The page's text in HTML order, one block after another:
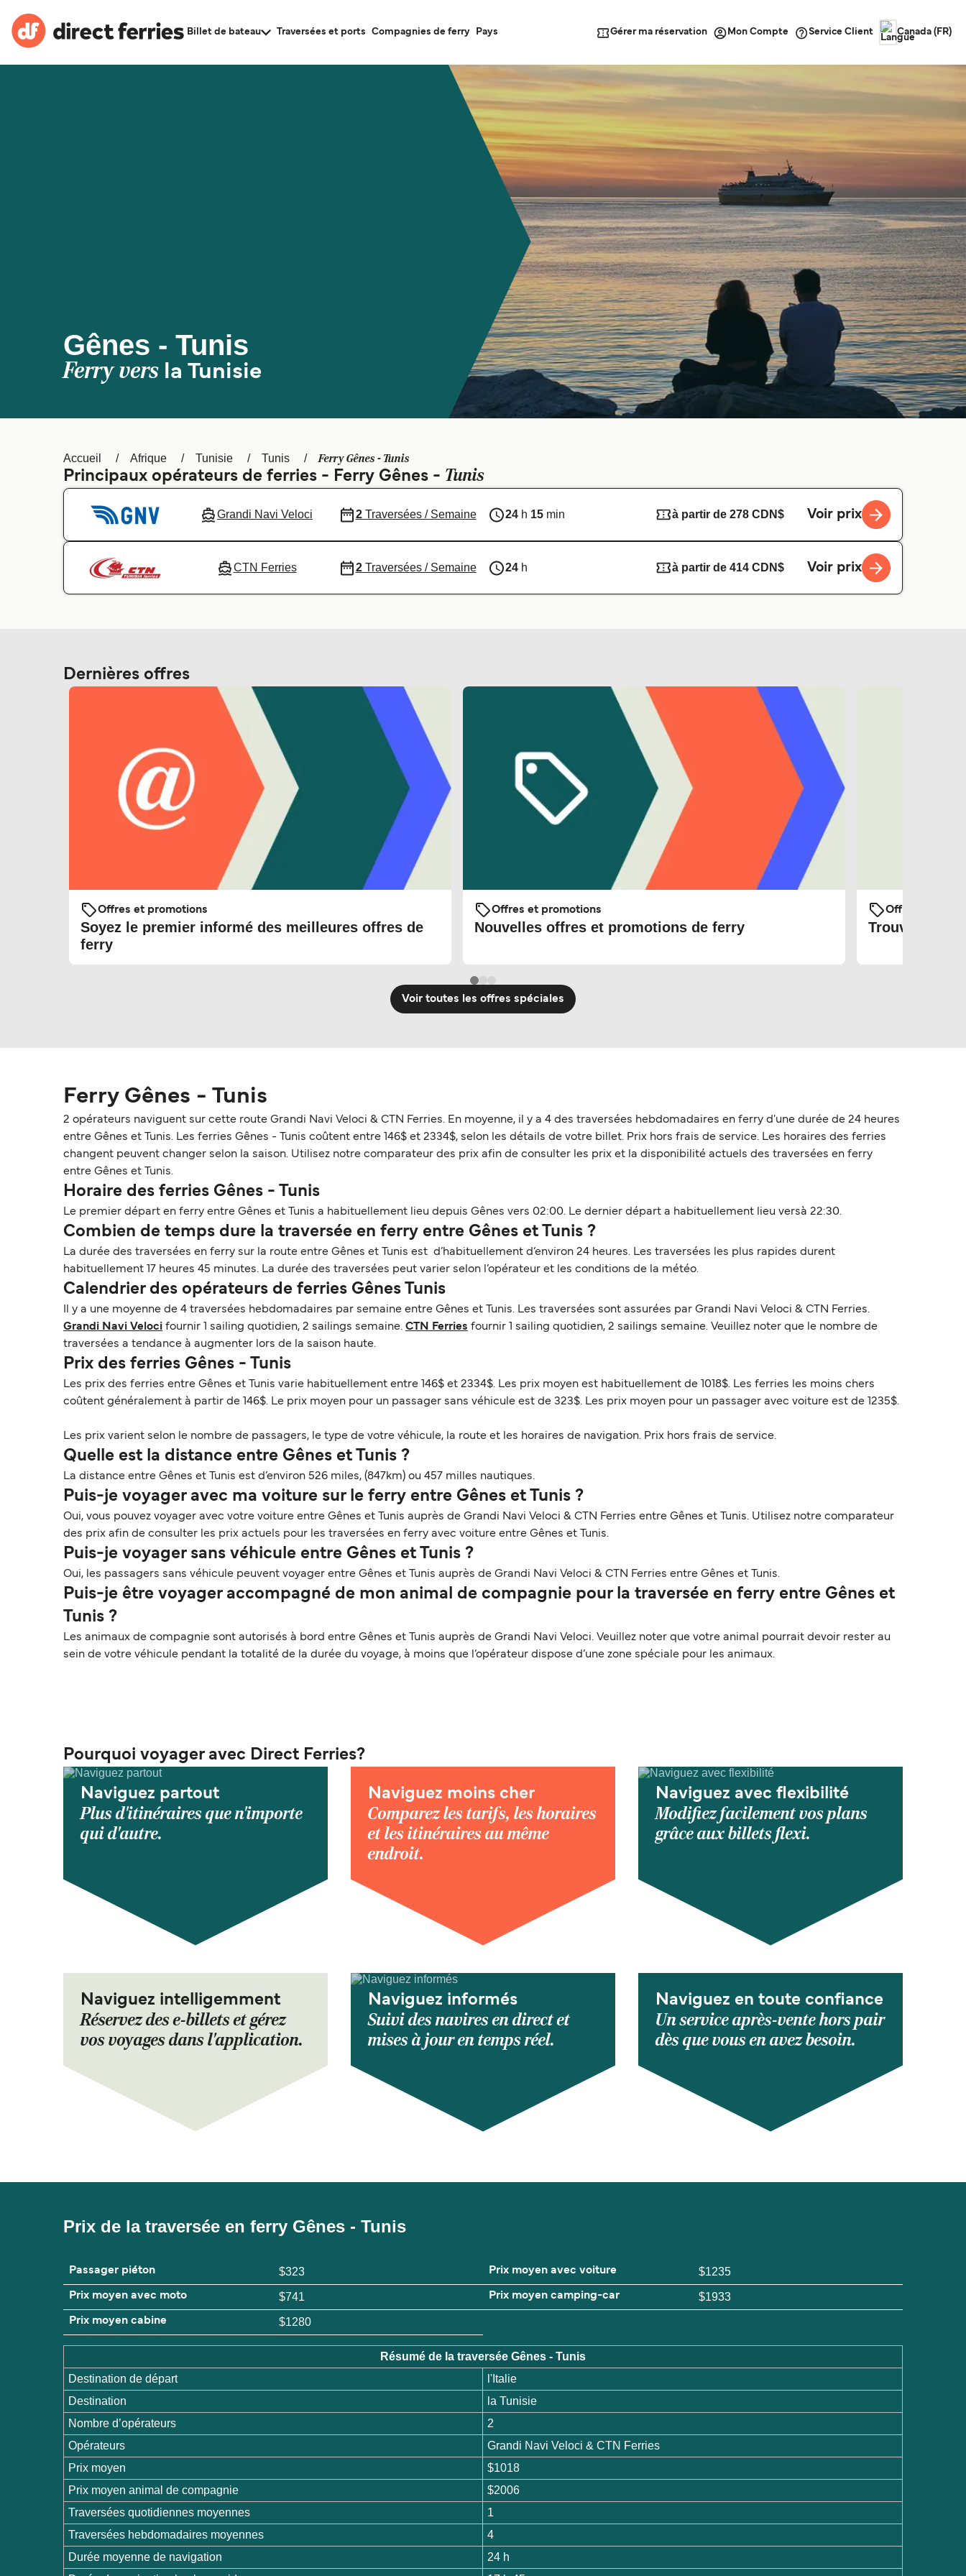
Billet de bateau Traversées et ports Compagnies de ferry Pays Gérer ma réservation Mon Compte Service Client Canada (FR)
Gênes - Tunis
Ferry vers la Tunisie
Accueil Afrique Tunisie Tunis Ferry Gênes - Tunis
Principaux opérateurs de ferries - Ferry Gênes - Tunis
Grandi Navi Veloci 2Traversées / Semaine 24h 15min à partir de 278 CDN$ Voir prix
CTN Ferries 2Traversées / Semaine 24h à partir de 414 CDN$ Voir prix
Dernières offres
Offres et promotions
Soyez le premier informé des meilleures offres de
ferry
Offres et promotions
Nouvelles offres et promotions de ferry
Offres et
Trouvez les
Voir toutes les offres spéciales
Ferry Gênes - Tunis
2 opérateurs naviguent sur cette route Grandi Navi Veloci & CTN Ferries. En moyenne, il y a 4 des traversées hebdomadaires en ferry d'une durée de 24 heures
entre Gênes et Tunis. Les ferries Gênes - Tunis coûtent entre 146$ et 2334$, selon les détails de votre billet. Prix hors frais de service. Les horaires des ferries
changent peuvent changer selon la saison. Utilisez notre comparateur des prix afin de consulter les prix et la disponibilité actuels des traversées en ferry
entre Gênes et Tunis.
Horaire des ferries Gênes - Tunis
Le premier départ en ferry entre Gênes et Tunis a habituellement lieu depuis Gênes vers 02:00. Le dernier départ a habituellement lieu versà 22:30.
Combien de temps dure la traversée en ferry entre Gênes et Tunis ?
La durée des traversées en ferry sur la route entre Gênes et Tunis est d’habituellement d’environ 24 heures. Les traversées les plus rapides durent
habituellement 17 heures 45 minutes. La durée des traversées peut varier selon l’opérateur et les conditions de la météo.
Calendrier des opérateurs de ferries Gênes Tunis
Il y a une moyenne de 4 traversées hebdomadaires par semaine entre Gênes et Tunis. Les traversées sont assurées par Grandi Navi Veloci & CTN Ferries.
Grandi Navi Veloci fournir 1 sailing quotidien, 2 sailings semaine. CTN Ferries fournir 1 sailing quotidien, 2 sailings semaine. Veuillez noter que le nombre de
traversées a tendance à augmenter lors de la saison haute.
Prix des ferries Gênes - Tunis
Les prix des ferries entre Gênes et Tunis varie habituellement entre 146$ et 2334$. Les prix moyen est habituellement de 1018$. Les ferries les moins chers
coûtent généralement à partir de 146$. Le prix moyen pour un passager sans véhicule est de 323$. Les prix moyen pour un passager avec voiture est de 1235$.
Les prix varient selon le nombre de passagers, le type de votre véhicule, la route et les horaires de navigation. Prix hors frais de service.
Quelle est la distance entre Gênes et Tunis ?
La distance entre Gênes et Tunis est d’environ 526 miles, (847km) ou 457 milles nautiques.
Puis-je voyager avec ma voiture sur le ferry entre Gênes et Tunis ?
Oui, vous pouvez voyager avec votre voiture entre Gênes et Tunis auprès de Grandi Navi Veloci & CTN Ferries entre Gênes et Tunis. Utilisez notre comparateur
des prix afin de consulter les prix actuels pour les traversées en ferry avec voiture entre Gênes et Tunis.
Puis-je voyager sans véhicule entre Gênes et Tunis ?
Oui, les passagers sans véhicule peuvent voyager entre Gênes et Tunis auprès de Grandi Navi Veloci & CTN Ferries entre Gênes et Tunis.
Puis-je être voyager accompagné de mon animal de compagnie pour la traversée en ferry entre Gênes et
Tunis ?
Les animaux de compagnie sont autorisés à bord entre Gênes et Tunis auprès de Grandi Navi Veloci. Veuillez noter que votre animal pourrait devoir rester au
sein de votre véhicule pendant la totalité de la durée du voyage, à moins que l’opérateur dispose d’une zone spéciale pour les animaux.
Pourquoi voyager avec Direct Ferries?
Naviguez partout
Plus d'itinéraires que n'importe
qui d'autre.
Naviguez moins cher
Comparez les tarifs, les horaires
et les itinéraires au même
endroit.
Naviguez avec flexibilité
Modifiez facilement vos plans
grâce aux billets flexi.
Naviguez intelligemment
Réservez des e-billets et gérez
vos voyages dans l'application.
Naviguez informés
Suivi des navires en direct et
mises à jour en temps réel.
Naviguez en toute confiance
Un service après-vente hors pair
dès que vous en avez besoin.
Prix de la traversée en ferry Gênes - Tunis
Passager piéton $323 Prix moyen avec voiture $1235
Prix moyen avec moto $741 Prix moyen camping-car $1933
Prix moyen cabine $1280
Résumé de la traversée Gênes - Tunis
Destination de départ
l'Italie
Destination
la Tunisie
Nombre d’opérateurs
2
Opérateurs
Grandi Navi Veloci & CTN Ferries
Prix moyen
$1018
Prix moyen animal de compagnie
$2006
Traversées quotidiennes moyennes
1
Traversées hebdomadaires moyennes
4
Durée moyenne de navigation
24 h